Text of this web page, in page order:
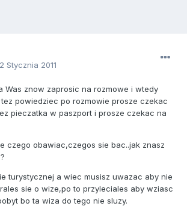
Stycznia 2011
Was znow zaprosic na rozmowe i wtedy
powiedziec po rozmowie prosze czekac
pieczatka w paszport i prosze czekac na
czego obawiac,czegos sie bac..jak znasz
turystycznej a wiec musisz uwazac aby nie
sie o wize,po to przyleciales aby wziasc
bo ta wiza do tego nie sluzy.